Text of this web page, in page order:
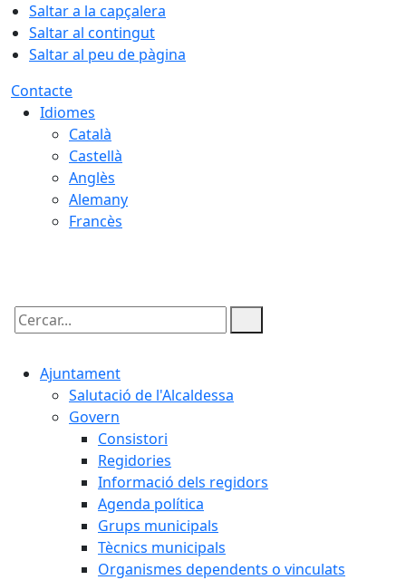
Saltar a la capçalera
Saltar al contingut
Saltar al peu de pàgina
Contacte
Idiomes
Català
Castellà
Anglès
Alemany
Francès
Cercar:
Ajuntament
Salutació de l'Alcaldessa
Govern
Consistori
Regidories
Informació dels regidors
Agenda política
Grups municipals
Tècnics municipals
Organismes dependents o vinculats